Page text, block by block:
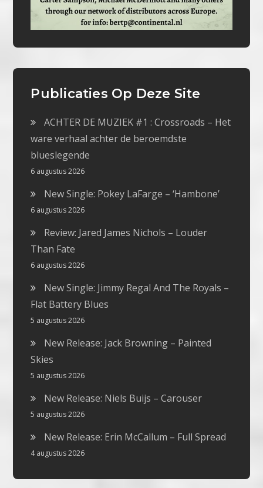
Publicaties Op Deze Site
ACHTER DE MUZIEK #1 : Crossroads – Het
ware verhaal achter de beroemdste
blueslegende
6 augustus 2026
New Single: Pokey LaFarge – ‘Hambone’
6 augustus 2026
Review: Jared James Nichols – Louder
Than Fate
6 augustus 2026
New Single: Jimmy Regal And The Royals –
Flat Battery Blues
5 augustus 2026
New Release: Jack Browning – Painted
Skies
5 augustus 2026
New Release: Niels Buijs – Carouser
5 augustus 2026
New Release: Erin McCallum – Full Spread
4 augustus 2026